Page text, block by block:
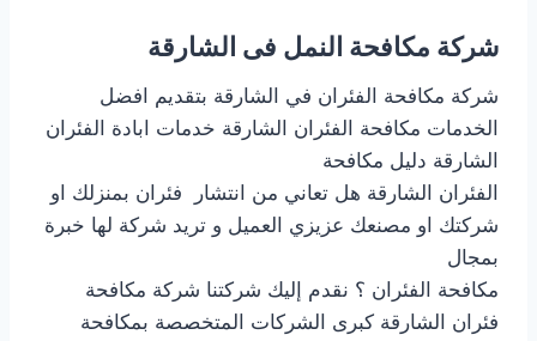
شركة مكافحة النمل فى الشارقة
شركة مكافحة الفئران في الشارقة بتقديم افضل
الخدمات مكافحة الفئران الشارقة خدمات ابادة الفئران
الشارقة دليل مكافحة
الفئران الشارقة هل تعاني من انتشار فئران بمنزلك او
شركتك او مصنعك عزيزي العميل و تريد شركة لها خبرة
بمجال
مكافحة الفئران ؟ نقدم إليك شركتنا شركة مكافحة
فئران الشارقة كبرى الشركات المتخصصة بمكافحة